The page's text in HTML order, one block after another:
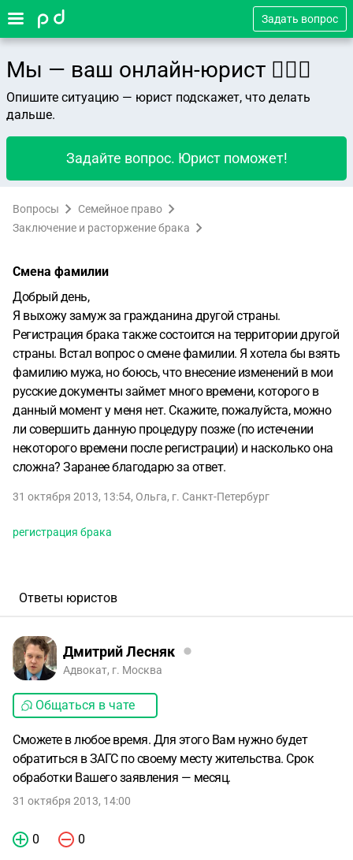
Задать вопрос
Мы — ваш онлайн-юрист 👨🏻‍⚖️
Опишите ситуацию — юрист подскажет, что делать
дальше.
Задайте вопрос. Юрист поможет!
Вопросы
Семейное право
Заключение и расторжение брака
Смена фамилии
Добрый день,
Я выхожу замуж за гражданина другой страны.
Регистрация брака также состоится на территории другой
страны. Встал вопрос о смене фамилии. Я хотела бы взять
фамилию мужа, но боюсь, что внесение изменений в мои
русские документы займет много времени, которого в
данный момент у меня нет. Скажите, пожалуйста, можно
ли совершить данную процедуру позже (по истечении
некоторого времени после регистрации) и насколько она
сложна? Заранее благодарю за ответ.
31 октября 2013, 13:54, Ольга, г. Санкт-Петербург
регистрация брака
Ответы юристов
Дмитрий Лесняк
Адвокат, г. Москва
Общаться в чате
Сможете в любое время. Для этого Вам нужно будет
обратиться в ЗАГС по своему месту жительства. Срок
обработки Вашего заявления — месяц.
31 октября 2013, 14:00
0 0